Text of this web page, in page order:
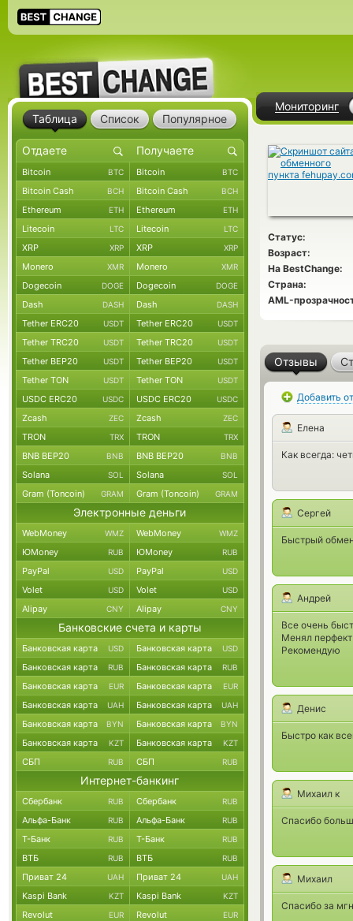
Мониторинг
Статус:
Возраст:
На BestChange:
Страна:
AML-
Отзывы
Добавить
Елена
Как всегда:
Сергей
Быстрый
Андрей
Все очень
Менял
Рекомендую
Денис
Быстро как
Михаил к
Спасибо
Михаил
Спасибо за
Таблица Список Популярное
Bitcoin BTC Bitcoin BTC
Bitcoin Cash BCH Bitcoin Cash BCH
Ethereum ETH Ethereum ETH
Litecoin LTC Litecoin LTC
XRP XRP XRP XRP
Monero XMR Monero XMR
Dogecoin DOGE Dogecoin DOGE
Dash DASH Dash DASH
Tether ERC20 USDT Tether ERC20 USDT
Tether TRC20 USDT Tether TRC20 USDT
Tether BEP20 USDT Tether BEP20 USDT
Tether TON USDT Tether TON USDT
USDC ERC20 USDC USDC ERC20 USDC
Zcash ZEC Zcash ZEC
TRON TRX TRON TRX
BNB BEP20 BNB BNB BEP20 BNB
Solana SOL Solana SOL
Gram (Toncoin) GRAM Gram (Toncoin) GRAM
Электронные деньги
WebMoney WMZ WebMoney WMZ
ЮMoney RUB ЮMoney RUB
PayPal USD PayPal USD
Volet USD Volet USD
Alipay CNY Alipay CNY
Банковские счета и карты
Банковская карта USD Банковская карта USD
Банковская карта RUB Банковская карта RUB
Банковская карта EUR Банковская карта EUR
Банковская карта UAH Банковская карта UAH
Банковская карта BYN Банковская карта BYN
Банковская карта KZT Банковская карта KZT
СБП RUB СБП RUB
Интернет-банкинг
Сбербанк RUB Сбербанк RUB
Альфа-Банк RUB Альфа-Банк RUB
Т-Банк RUB Т-Банк RUB
ВТБ RUB ВТБ RUB
Приват 24 UAH Приват 24 UAH
Kaspi Bank KZT Kaspi Bank KZT
Revolut EUR Revolut EUR